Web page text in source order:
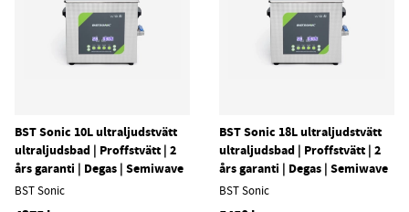
BST Sonic 10L ultraljudstvätt
ultraljudsbad | Proffstvätt | 2
års garanti | Degas | Semiwave
BST Sonic
BST Sonic 18L ultraljudstvätt
ultraljudsbad | Proffstvätt | 2
års garanti | Degas | Semiwave
BST Sonic